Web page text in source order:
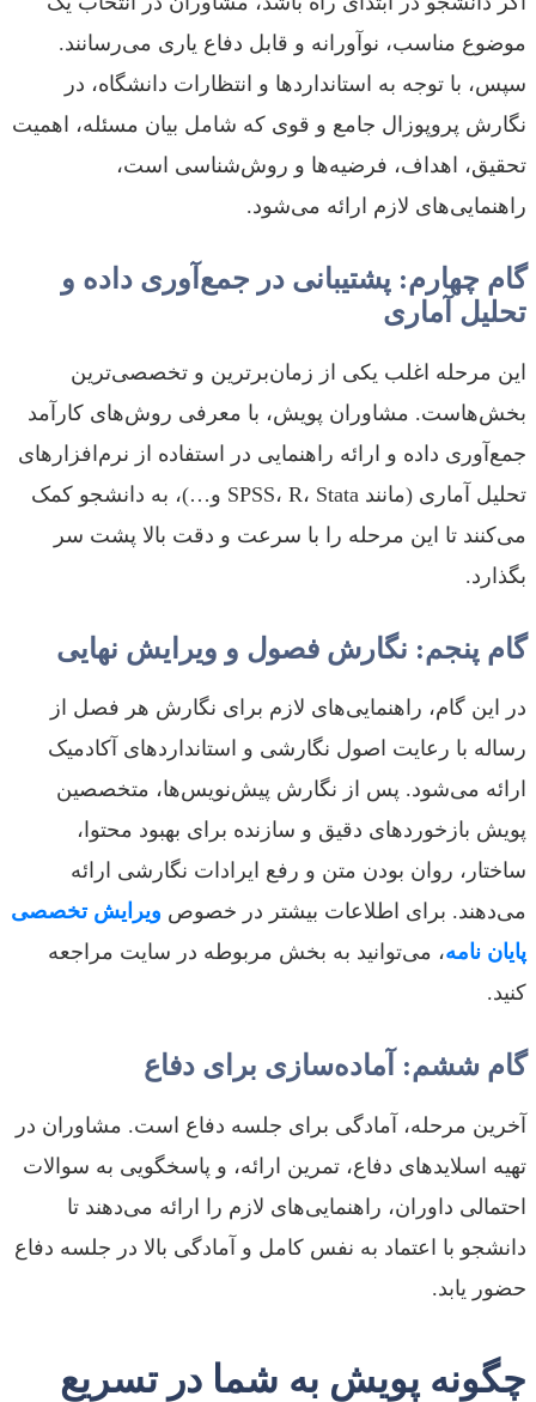
موضوع مناسب، نوآورانه و قابل دفاع یاری می‌رسانند.
سپس، با توجه به استانداردها و انتظارات دانشگاه، در
نگارش پروپوزال جامع و قوی که شامل بیان مسئله، اهمیت
تحقیق، اهداف، فرضیه‌ها و روش‌شناسی است،
راهنمایی‌های لازم ارائه می‌شود.
گام چهارم: پشتیبانی در جمع‌آوری داده و
تحلیل آماری
این مرحله اغلب یکی از زمان‌برترین و تخصصی‌ترین
بخش‌هاست. مشاوران پویش، با معرفی روش‌های کارآمد
جمع‌آوری داده و ارائه راهنمایی در استفاده از نرم‌افزارهای
تحلیل آماری (مانند SPSS، R، Stata و…)، به دانشجو کمک
می‌کنند تا این مرحله را با سرعت و دقت بالا پشت سر
بگذارد.
گام پنجم: نگارش فصول و ویرایش نهایی
در این گام، راهنمایی‌های لازم برای نگارش هر فصل از
رساله با رعایت اصول نگارشی و استانداردهای آکادمیک
ارائه می‌شود. پس از نگارش پیش‌نویس‌ها، متخصصین
پویش بازخوردهای دقیق و سازنده برای بهبود محتوا،
ساختار، روان بودن متن و رفع ایرادات نگارشی ارائه
می‌دهند. برای اطلاعات بیشتر در خصوص ویرایش تخصصی
پایان نامه، می‌توانید به بخش مربوطه در سایت مراجعه
کنید.
گام ششم: آماده‌سازی برای دفاع
آخرین مرحله، آمادگی برای جلسه دفاع است. مشاوران در
تهیه اسلایدهای دفاع، تمرین ارائه، و پاسخگویی به سوالات
احتمالی داوران، راهنمایی‌های لازم را ارائه می‌دهند تا
دانشجو با اعتماد به نفس کامل و آمادگی بالا در جلسه دفاع
حضور یابد.
چگونه پویش به شما در تسریع